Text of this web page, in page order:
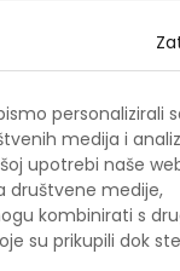
kožu i
Trimethicone,
Vp
personalizirali
medija i
upotrebi naše
društvene medije,
kombinirati s
su prikupili dok ste